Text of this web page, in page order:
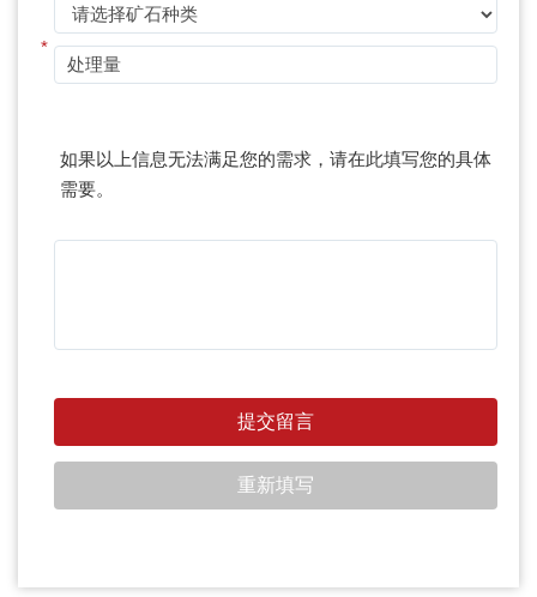
*
如果以上信息无法满足您的需求，请在此填写您的具体
需要。